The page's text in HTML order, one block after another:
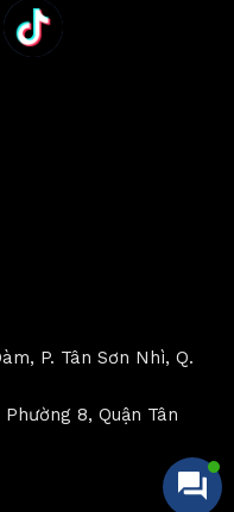
P. Tân Sơn Nhì, Q.
8, Quận Tân